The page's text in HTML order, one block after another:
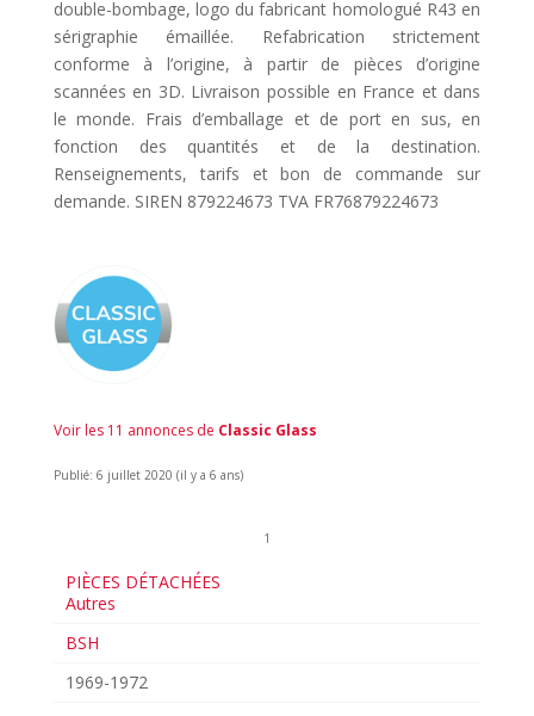
double-bombage, logo du fabricant homologué R43 en
sérigraphie émaillée. Refabrication strictement
conforme à l’origine, à partir de pièces d’origine
scannées en 3D. Livraison possible en France et dans
le monde. Frais d’emballage et de port en sus, en
fonction des quantités et de la destination.
Renseignements, tarifs et bon de commande sur
demande. SIREN 879224673 TVA FR76879224673
Voir les 11 annonces de Classic Glass
Publié: 6 juillet 2020 (il y a 6 ans)
1
PIÈCES DÉTACHÉES
Autres
BSH
1969-1972